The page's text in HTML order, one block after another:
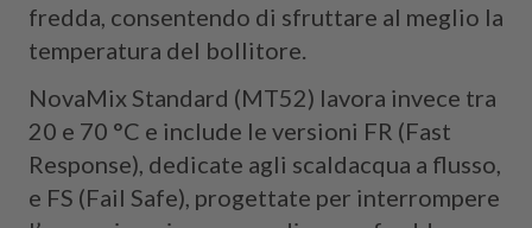
fredda, consentendo di sfruttare al meglio la
temperatura del bollitore.
NovaMix Standard (MT52) lavora invece tra
20 e 70 °C e include le versioni FR (Fast
Response), dedicate agli scaldacqua a flusso,
e FS (Fail Safe), progettate per interrompere